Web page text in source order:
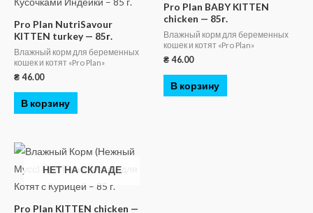
Pro Plan NutriSavour
KITTEN turkey — 85г.
Влажный корм для беременных
кошек и котят «Pro Plan»
₴ 46.00
В корзину
Pro Plan BABY KITTEN
chicken — 85г.
Влажный корм для беременных
кошек и котят «Pro Plan»
₴ 46.00
В корзину
НЕТ НА СКЛАДЕ
Pro Plan KITTEN chicken —